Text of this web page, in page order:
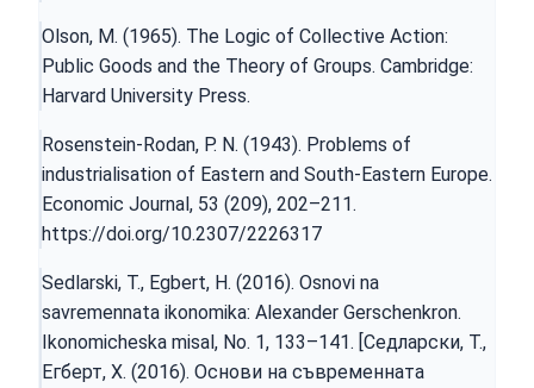
Olson, M. (1965). The Logic of Collective Action:
Public Goods and the Theory of Groups. Cambridge:
Harvard University Press.
Rosenstein-Rodan, P. N. (1943). Problems of
industrialisation of Eastern and South-Eastern Europe.
Economic Journal, 53 (209), 202–211.
https://doi.org/10.2307/2226317
Sedlarski, T., Egbert, H. (2016). Osnovi na
savremennata ikonomika: Alexander Gerschenkron.
Ikonomicheska misal, No. 1, 133–141. [Седларски, Т.,
Егберт, Х. (2016). Основи на съвременната